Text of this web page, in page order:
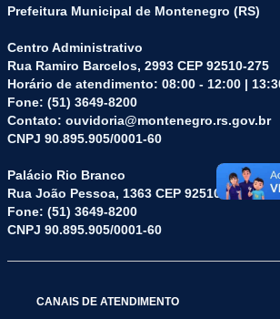
Prefeitura Municipal de Montenegro (RS)
Centro Administrativo
Rua Ramiro Barcelos, 2993 CEP 92510-275
Horário de atendimento: 08:00 - 12:00 |
Fone: (51) 3649-8200
Contato: ouvidoria@montenegro.rs.gov.br
CNPJ 90.895.905/0001-60
Palácio Rio Branco
Rua João Pessoa, 1363 CEP 92510-045
Fone: (51) 3649-8200
CNPJ 90.895.905/0001-60
CANAIS DE ATENDIMENTO